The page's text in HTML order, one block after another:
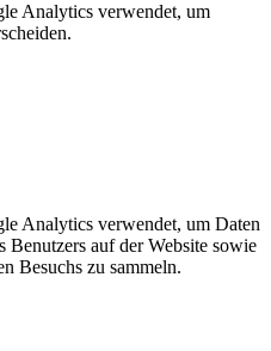
Analytics verwendet, um
Analytics verwendet, um Daten
Benutzers auf der Website sowie
Besuchs zu sammeln.